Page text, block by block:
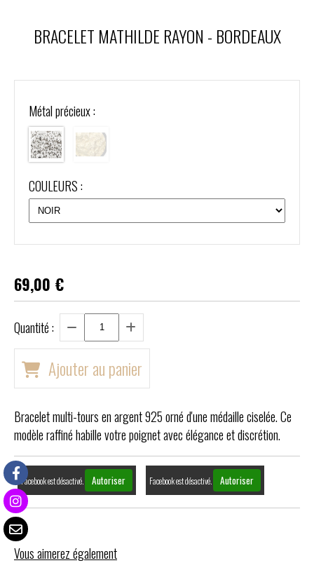
BRACELET MATHILDE RAYON - BORDEAUX
Métal précieux :
COULEURS :
69,00 €
Quantité :
Ajouter au panier
Bracelet multi-tours en argent 925 orné d'une médaille ciselée. Ce
modèle raffiné habille votre poignet avec élégance et discrétion.
Facebook est désactivé. Autoriser Facebook est désactivé. Autoriser
Vous aimerez également